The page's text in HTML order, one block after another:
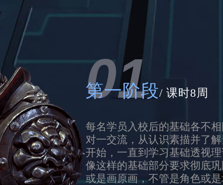
01
第一阶段/ 课时8周
每名学员入校后的基础各不
对一交流，从认识素描并了
开始，一直到学习基础透视
像这样的基础部分要求彻底
或是画原画，不管是角色或